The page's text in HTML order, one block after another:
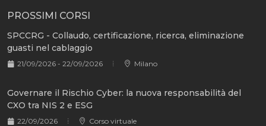
PROSSIMI CORSI
SPCCRG - Collaudo, certificazione, ricerca, eliminazione
guasti nel cablaggio
21/09/2026 - 22/09/2026 Milano
Governare il Rischio Cyber: la nuova responsabilità del
CXO tra NIS 2 e ESG
22/09/2026 Corso virtuale